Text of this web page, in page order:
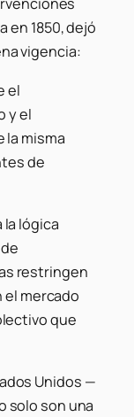
en 1850, dejó
vigencia:
el
y el
la misma
de
la lógica
restringen
mercado
que
Unidos —
solo son una